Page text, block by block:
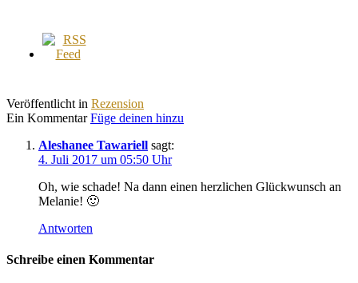
Veröffentlicht in Rezension
Ein KommentarFüge deinen hinzu
Aleshanee Tawariell sagt:
4. Juli 2017 um 05:50 Uhr
Oh, wie schade! Na dann einen herzlichen Glückwunsch an
Melanie! 🙂
Antworten
Schreibe einen Kommentar